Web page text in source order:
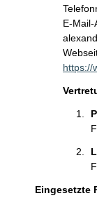
E-Mail-
https://
Eingesetzte